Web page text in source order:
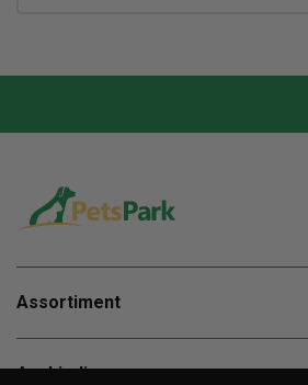
Assortiment
Aanbiedingen